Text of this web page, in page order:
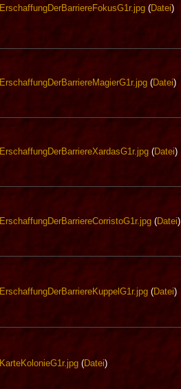
ErschaffungDerBarriereFokusG1r.jpg(Datei)
ErschaffungDerBarriereMagierG1r.jpg(Datei)
ErschaffungDerBarriereXardasG1r.jpg(Datei)
ErschaffungDerBarriereCorristoG1r.jpg(Datei)
ErschaffungDerBarriereKuppelG1r.jpg(Datei)
KarteKolonieG1r.jpg(Datei)